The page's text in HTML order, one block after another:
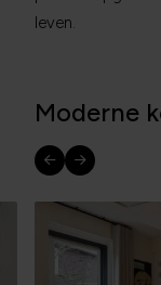
leven.
Moderne